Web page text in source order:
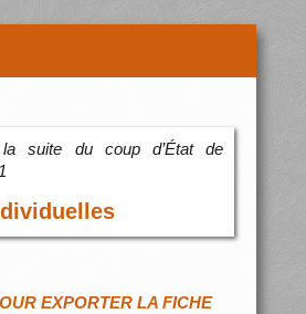
suite du coup d’État de
EXPORTER LA FICHE